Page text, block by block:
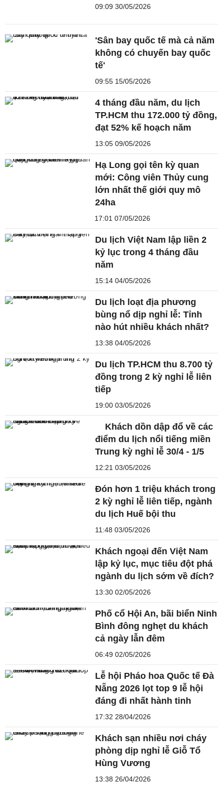
09:09 30/05/2026
'Sân bay quốc tế mà cả năm
không có chuyến bay quốc
tế'
09:55 15/05/2026
4 tháng đầu năm, du lịch
TP.HCM thu 172.000 tỷ đồng,
đạt 52% kế hoạch năm
13:05 09/05/2026
Hạ Long gọi tên kỳ quan
mới: Công viên Thủy cung
lớn nhất thế giới quy mô
24ha
17:01 07/05/2026
Du lịch Việt Nam lập liền 2
kỷ lục trong 4 tháng đầu
năm
15:14 04/05/2026
Du lịch loạt địa phương
bùng nổ dịp nghỉ lễ: Tỉnh
nào hút nhiều khách nhất?
13:38 04/05/2026
Du lịch TP.HCM thu 8.700 tỷ
đồng trong 2 kỳ nghỉ lễ liên
tiếp
19:00 03/05/2026
Khách dồn dập đổ về các
điểm du lịch nổi tiếng miền
Trung kỳ nghỉ lễ 30/4 - 1/5
12:21 03/05/2026
Đón hơn 1 triệu khách trong
2 kỳ nghỉ lễ liên tiếp, ngành
du lịch Huế bội thu
11:48 03/05/2026
Khách ngoại đến Việt Nam
lập kỷ lục, mục tiêu đột phá
ngành du lịch sớm về đích?
13:30 02/05/2026
Phố cổ Hội An, bãi biển Ninh
Bình đông nghẹt du khách
cả ngày lẫn đêm
06:49 02/05/2026
Lễ hội Pháo hoa Quốc tế Đà
Nẵng 2026 lọt top 9 lễ hội
đáng đi nhất hành tinh
17:32 28/04/2026
Khách sạn nhiều nơi cháy
phòng dịp nghỉ lễ Giỗ Tổ
Hùng Vương
13:38 26/04/2026